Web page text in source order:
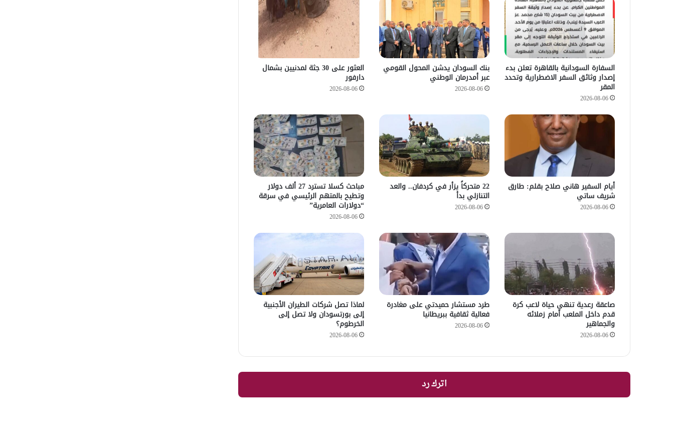
السفارة السودانية بالقاهرة تعلن بدء
إصدار وثائق السفر الاضطرارية وتحدد
المقر
2026-08-06
بنك السودان يدشن المحول القومي
عبر أمدرمان الوطني
2026-08-06
العثور على 30 جثة لمدنيين بشمال
دارفور
2026-08-06
أيام السفير هاني صلاح بقلم: طارق
شريف ساتي
2026-08-06
22 متحركاً يزأر في كردفان.. والعد
التنازلي بدأ
2026-08-06
مباحث كسلا تسترد 27 ألف دولار
وتطيح بالمتهم الرئيسي في سرقة
“دولارات العامرية”
2026-08-06
صاعقة رعدية تنهي حياة لاعب كرة
قدم داخل الملعب أمام زملائه
والجماهير
2026-08-06
طرد مستشار حميدتي على مغادرة
فعالية ثقافية ببريطانيا
2026-08-06
لماذا تصل شركات الطيران الأجنبية
إلى بورتسودان ولا تصل إلى
الخرطوم؟
2026-08-06
اترك رد